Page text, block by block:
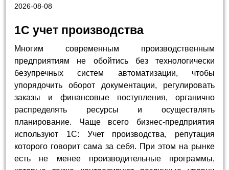
2026-08-08
1С учет производства
Многим современным производственным
предприятиям не обойтись без технологически
безупречных систем автоматизации, чтобы
упорядочить оборот документации, регулировать
заказы и финансовые поступления, органично
распределять ресурсы и осуществлять
планирование. Чаще всего бизнес-предприятия
используют 1С: Учет производства, репутация
которого говорит сама за себя. При этом на рынке
есть не менее производительные программы,